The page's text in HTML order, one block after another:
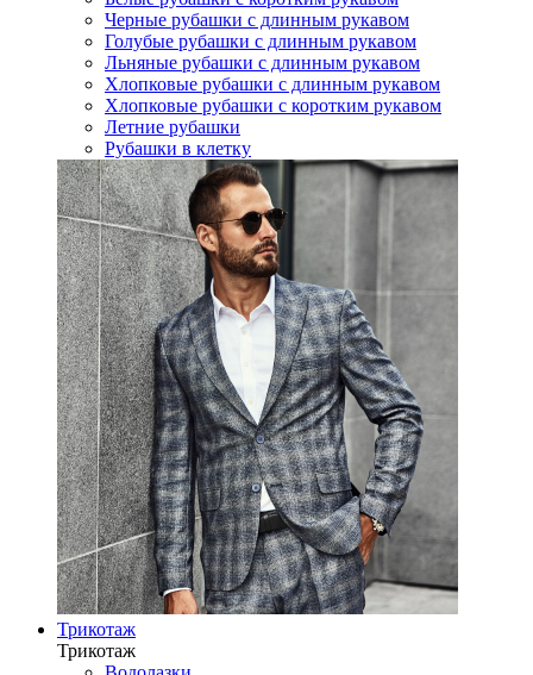
Черные рубашки с длинным рукавом
Голубые рубашки с длинным рукавом
Льняные рубашки с длинным рукавом
Хлопковые рубашки с длинным рукавом
Хлопковые рубашки с коротким рукавом
Летние рубашки
Рубашки в клетку
Трикотаж
Трикотаж